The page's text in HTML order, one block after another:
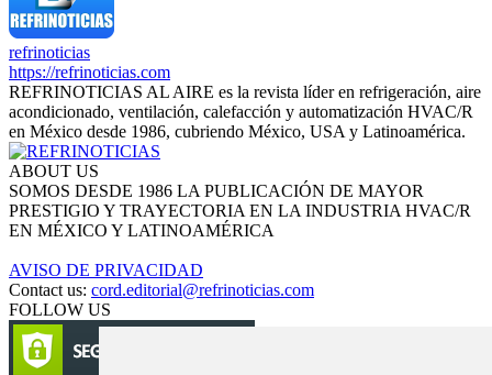
refrinoticias
https://refrinoticias.com
REFRINOTICIAS AL AIRE es la revista líder en refrigeración, aire
acondicionado, ventilación, calefacción y automatización HVAC/R
en México desde 1986, cubriendo México, USA y Latinoamérica.
ABOUT US
SOMOS DESDE 1986 LA PUBLICACIÓN DE MAYOR
PRESTIGIO Y TRAYECTORIA EN LA INDUSTRIA HVAC/R
EN MÉXICO Y LATINOAMÉRICA
AVISO DE PRIVACIDAD
Contact us: cord.editorial@refrinoticias.com
FOLLOW US